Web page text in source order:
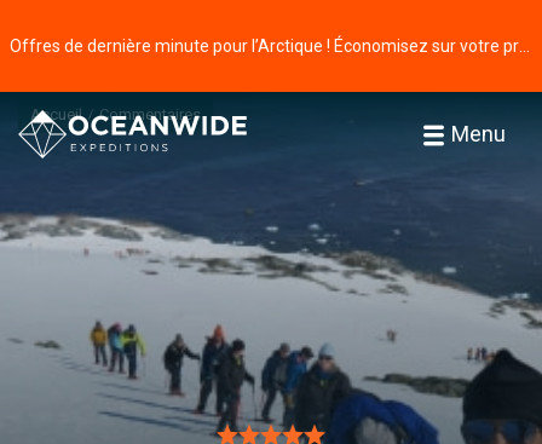
Menu
Accueil Commentaires